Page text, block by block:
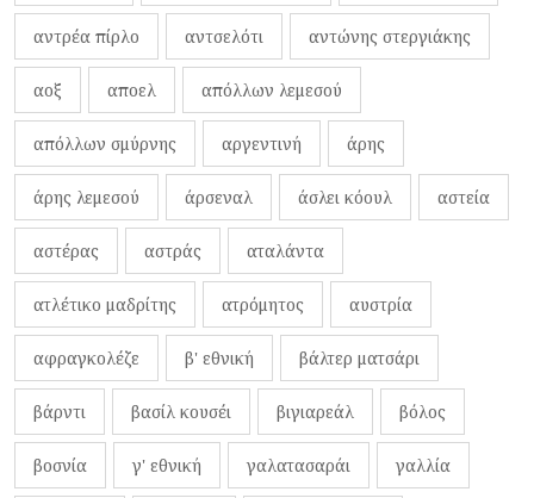
αντρέα πίρλο αντσελότι αντώνης στεργιάκης
αοξ αποελ απόλλων λεμεσού
απόλλων σμύρνης αργεντινή άρης
άρης λεμεσού άρσεναλ άσλει κόουλ αστεία
αστέρας αστράς αταλάντα
ατλέτικο μαδρίτης ατρόμητος αυστρία
αφραγκολέζε β' εθνική βάλτερ ματσάρι
βάρντι βασίλ κουσέι βιγιαρεάλ βόλος
βοσνία γ' εθνική γαλατασαράι γαλλία